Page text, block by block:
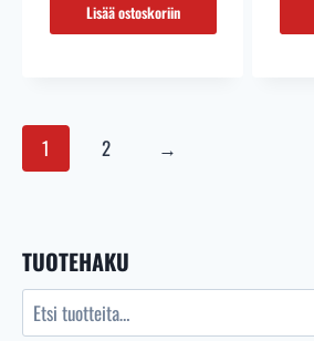
Lisää ostoskoriin
1 2 →
TUOTEHAKU
Etsi: